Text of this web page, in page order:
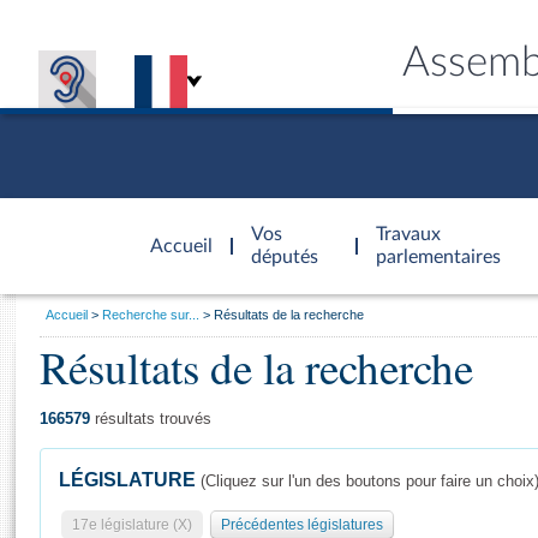
Accueil
d'accueil
Vos
députés
Travaux
parlementaires
Général
Vous
Accueil Recherche sur... Résultats de la recherche
Résultats de la recherche
166579 résultats trouvés
LÉGISLATURE (Cliquez sur l'un des boutons pour faire un choix)
17e législature (X) Précédentes législatures